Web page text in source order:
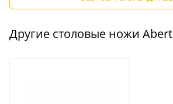
Другие столовые ножи Abert